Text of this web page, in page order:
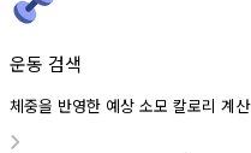
운동 검색
체중을 반영한 예상 소모 칼로리 계산